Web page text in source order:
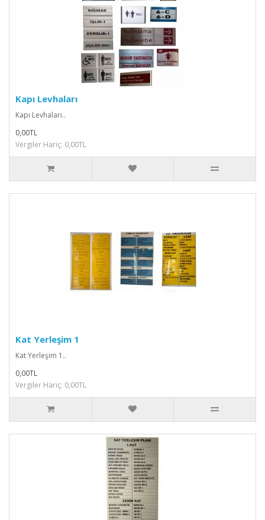
Kapı Levhaları
Kapı Levhaları..
0,00TL
Vergiler Hariç: 0,00TL
Kat Yerleşim 1
Kat Yerleşim 1..
0,00TL
Vergiler Hariç: 0,00TL